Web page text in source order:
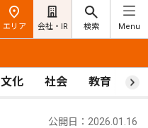
エリア 会社・IR 検索 Menu
文化 社会 教育 ス
公開日：2026.01.16